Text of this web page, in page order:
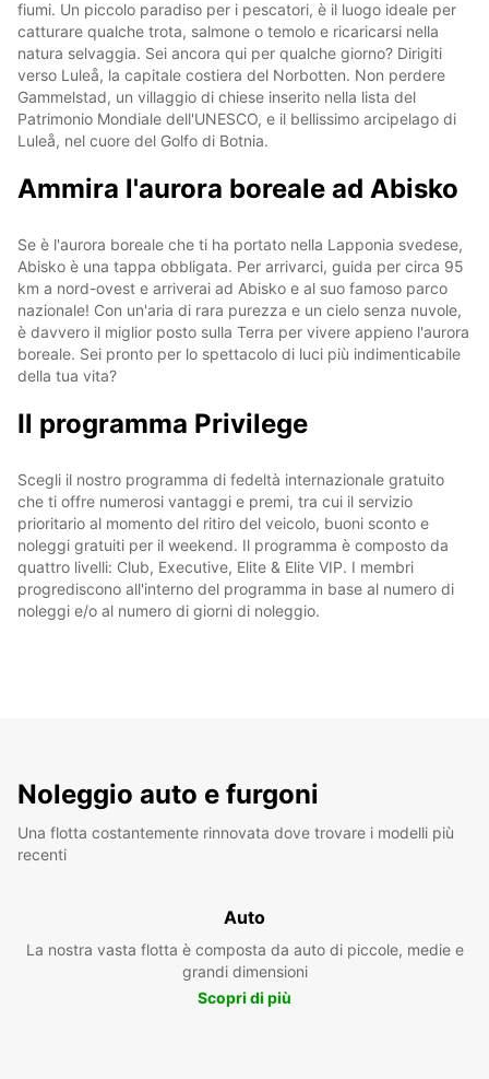
fiumi. Un piccolo paradiso per i pescatori, è il luogo ideale per
catturare qualche trota, salmone o temolo e ricaricarsi nella
natura selvaggia. Sei ancora qui per qualche giorno? Dirigiti
verso Luleå, la capitale costiera del Norbotten. Non perdere
Gammelstad, un villaggio di chiese inserito nella lista del
Patrimonio Mondiale dell'UNESCO, e il bellissimo arcipelago di
Luleå, nel cuore del Golfo di Botnia.
Ammira l'aurora boreale ad Abisko
Se è l'aurora boreale che ti ha portato nella Lapponia svedese,
Abisko è una tappa obbligata. Per arrivarci, guida per circa 95
km a nord-ovest e arriverai ad Abisko e al suo famoso parco
nazionale! Con un'aria di rara purezza e un cielo senza nuvole,
è davvero il miglior posto sulla Terra per vivere appieno l'aurora
boreale. Sei pronto per lo spettacolo di luci più indimenticabile
della tua vita?
Il programma Privilege
Scegli il nostro programma di fedeltà internazionale gratuito
che ti offre numerosi vantaggi e premi, tra cui il servizio
prioritario al momento del ritiro del veicolo, buoni sconto e
noleggi gratuiti per il weekend. Il programma è composto da
quattro livelli: Club, Executive, Elite & Elite VIP. I membri
progrediscono all'interno del programma in base al numero di
noleggi e/o al numero di giorni di noleggio.
Noleggio auto e furgoni
Una flotta costantemente rinnovata dove trovare i modelli più
recenti
Auto
La nostra vasta flotta è composta da auto di piccole, medie e
grandi dimensioni
Scopri di più